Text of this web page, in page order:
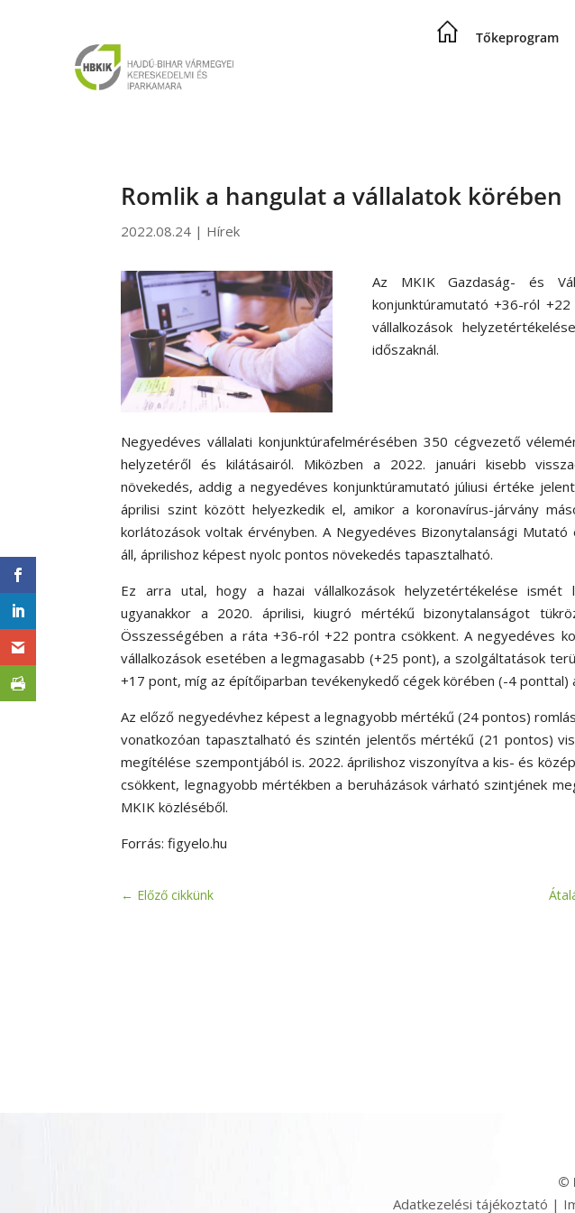
Tőkeprogram
Romlik a hangulat a vállalatok körében
2022.08.24 | Hírek
Az MKIK Gazdaság- és
konjunktúramutató +36-ról
vállalkozások
időszaknál.
Negyedéves vállalati konjunktúrafelmérésében 350 cégvezető
helyzetéről és kilátásairól. Miközben a 2022. januári kisebb
növekedés, addig a negyedéves konjunktúramutató júliusi értéke
áprilisi szint között helyezkedik el, amikor a koronavírus-járvány
korlátozások voltak érvényben. A Negyedéves Bizonytalansági
áll, áprilishoz képest nyolc pontos növekedés tapasztalható.
Ez arra utal, hogy a hazai vállalkozások helyzetértékelése ismét
ugyanakkor a 2020. áprilisi, kiugró mértékű bizonytalanságot
Összességében a ráta +36-ról +22 pontra csökkent. A negyedéves
vállalkozások esetében a legmagasabb (+25 pont), a szolgáltatások
+17 pont, míg az építőiparban tevékenykedő cégek körében (-4 ponttal)
Az előző negyedévhez képest a legnagyobb mértékű (24 pontos)
vonatkozóan tapasztalható és szintén jelentős mértékű (21 pontos)
megítélése szempontjából is. 2022. áprilishoz viszonyítva a kis- és
csökkent, legnagyobb mértékben a beruházások várható szintjének
MKIK közléséből.
Forrás: figyelo.hu
← Előző cikkünk
©
Adatkezelési tájékoztató |